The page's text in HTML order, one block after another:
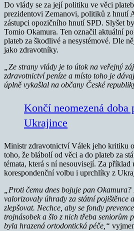
Do vlády se za její politiku ve věci
prezidentovi Zemanovi, politiků z hnutí
zástupci opozičního hnutí SPD. Slyšet
Tomio Okamura. Ten označil aktuální
plateb za škodlivé a nesystémové. Dle
jako zdravotníky.
„Ze strany vlády je to útok na veřejný
zdravotnictví peníze a místo toho je
úplně vykašlal na občany České
Končí neomezená doba
Ukrajince
Ministr zdravotnictví Válek jeho kritiku
toho, že blábolí od věci a do plateb za
témata, která s ní nesouvisejí. Za
korespondenční volbu i uprchlíky z
„Proti čemu dnes bojuje pan Okamura?
valorizovaly úhrady za státní pojištěnce
zlepšovat. Nechce, aby se fondy
trojnásobek a šlo z nich třeba seniorům
byla hrazená ortodontická péče,“